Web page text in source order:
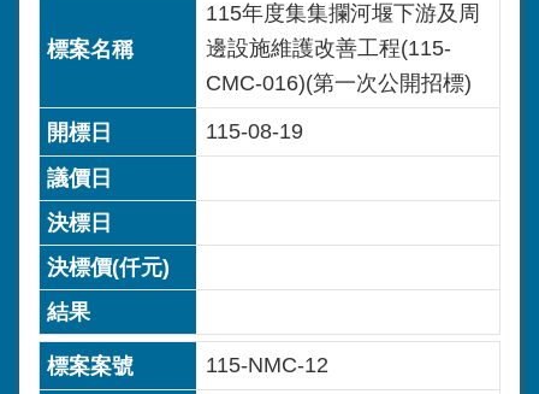
115年度集集攔河堰下游及周
邊設施維護改善工程(115-
CMC-016)(第一次公開招標)
115-08-19
115-NMC-12